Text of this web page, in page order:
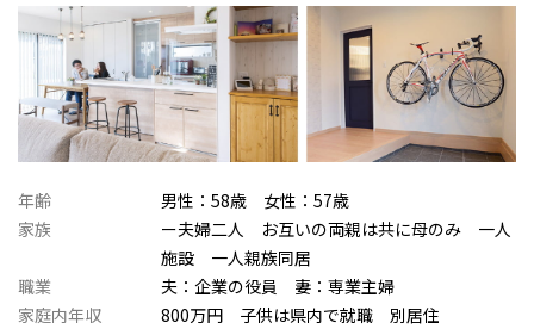
年齢
男性：58歳 女性：57歳
家族
ー夫婦二人 お互いの両親は共に母のみ 一人
施設 一人親族同居
職業
夫：企業の役員 妻：専業主婦
家庭内年収
800万円 子供は県内で就職 別居住